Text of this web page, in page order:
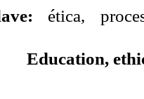
ética,
Education,